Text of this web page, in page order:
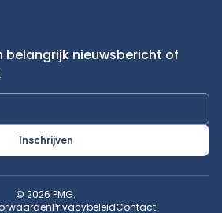
belangrijk nieuwsbericht of
Inschrijven
© 2026 PMG.
PrivacybeleidContact